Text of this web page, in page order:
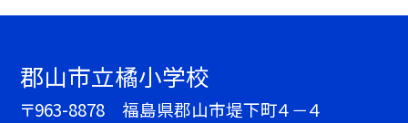
郡山市立橘小学校
〒963-8878 福島県郡山市堤下町４－４